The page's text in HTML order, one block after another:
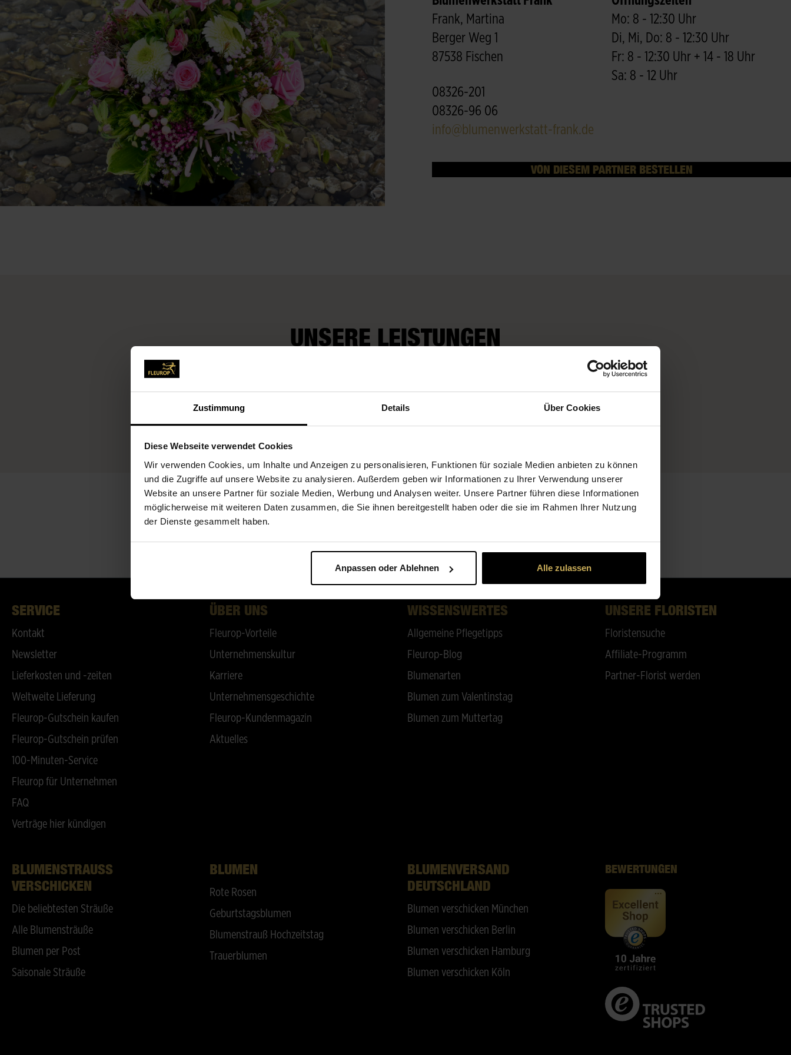
Zustimmung Details Über Cookies
Diese Webseite verwendet Cookies
Wir verwenden Cookies, um Inhalte und Anzeigen zu personalisieren, Funktionen für soziale Medien anbieten zu können
und die Zugriffe auf unsere Website zu analysieren. Außerdem geben wir Informationen zu Ihrer Verwendung unserer
Website an unsere Partner für soziale Medien, Werbung und Analysen weiter. Unsere Partner führen diese Informationen
möglicherweise mit weiteren Daten zusammen, die Sie ihnen bereitgestellt haben oder die sie im Rahmen Ihrer Nutzung
der Dienste gesammelt haben.
Anpassen oder Ablehnen Alle zulassen
Frank, Martina
Berger Weg 1
87538 Fischen
08326-201
08326-96 06
info@blumenwerkstatt-frank.de
Mo: 8 - 12:30 Uhr
Di, Mi, Do: 8 - 12:30 Uhr
Fr: 8 - 12:30 Uhr + 14 - 18 Uhr
Sa: 8 - 12 Uhr
VON DIESEM PARTNER BESTELLEN
UNSERE LEISTUNGEN
auch um Extra-
SERVICE
Kontakt
Newsletter
Lieferkosten und -zeiten
Weltweite Lieferung
Fleurop-Gutschein kaufen
Fleurop-Gutschein prüfen
100-Minuten-Service
Fleurop für Unternehmen
FAQ
Verträge hier kündigen
ÜBER UNS
Fleurop-Vorteile
Unternehmenskultur
Karriere
Unternehmensgeschichte
Fleurop-Kundenmagazin
Aktuelles
WISSENSWERTES
Allgemeine Pflegetipps
Fleurop-Blog
Blumenarten
Blumen zum Valentinstag
Blumen zum Muttertag
UNSERE FLORISTEN
Floristensuche
Affiliate-Programm
Partner-Florist werden
BLUMENSTRAUSS V
ERSCHICKEN
Die beliebtesten Sträuße
Alle Blumensträuße
Blumen per Post
Saisonale Sträuße
BLUMEN
Rote Rosen
Geburtstagsblumen
Blumenstrauß Hochzeitstag
Trauerblumen
BLUMENVERSAND
DEUTSCHLAND
Blumen verschicken München
Blumen verschicken Berlin
Blumen verschicken Hamburg
Blumen verschicken Köln
BEWERTUNGEN